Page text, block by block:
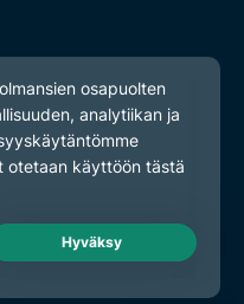
Live Chat